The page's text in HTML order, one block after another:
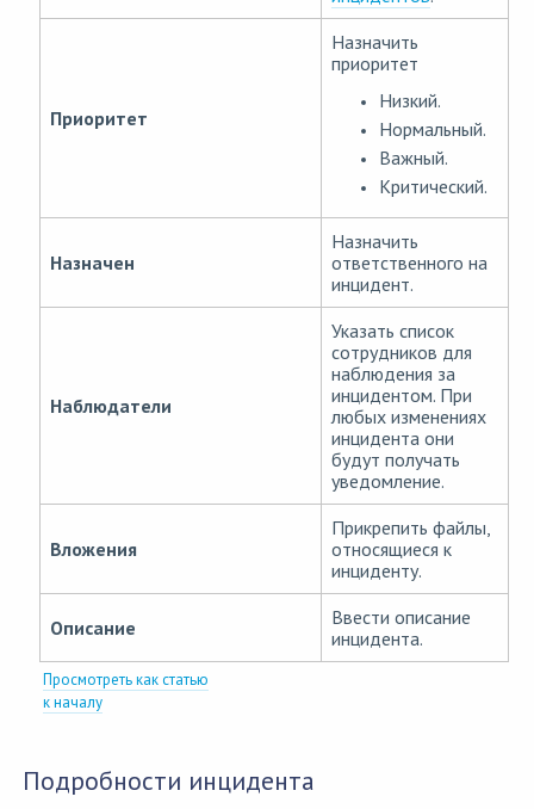
Приоритет
Назначить
приоритет
Низкий.
Нормальный.
Важный.
Критический.
Назначен
Назначить
ответственного на
инцидент.
Наблюдатели
Указать список
сотрудников для
наблюдения за
инцидентом. При
любых изменениях
инцидента они
будут получать
уведомление.
Вложения
Прикрепить файлы,
относящиеся к
инциденту.
Описание
Ввести описание
инцидента.
Просмотреть как статью
к началу
Подробности инцидента